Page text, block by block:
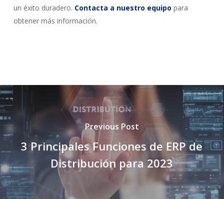
un éxito duradero. Contacta a nuestro equipo para
obtener más información.
Previous Post
3 Principales Funciones de ERP de
Distribución para 2023